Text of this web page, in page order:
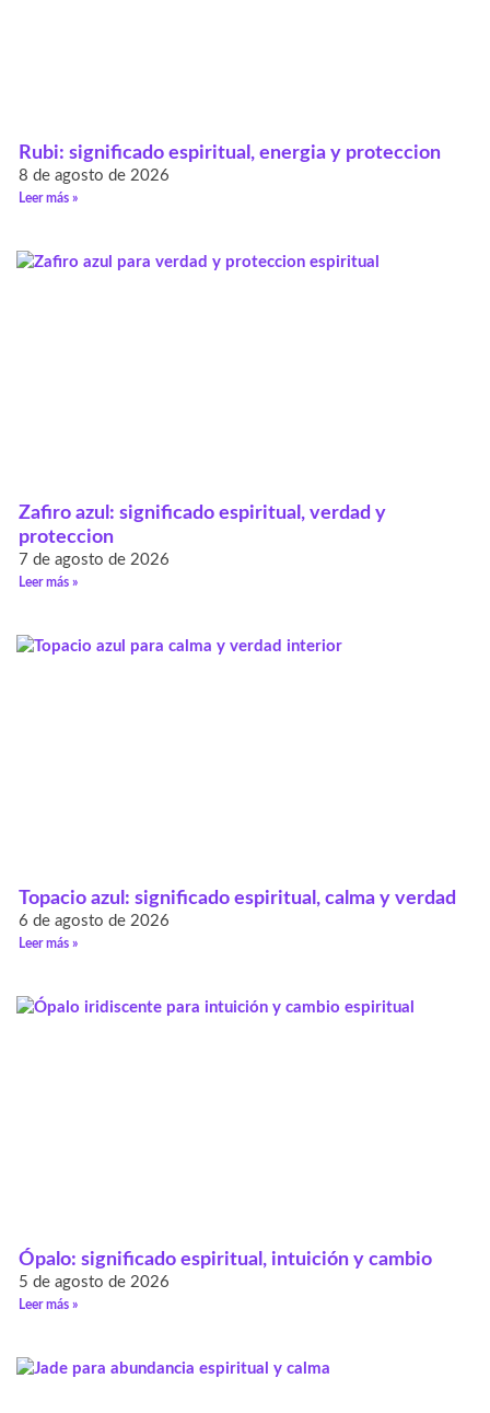
Rubi: significado espiritual, energia y proteccion
8 de agosto de 2026
Leer más »
Zafiro azul: significado espiritual, verdad y
proteccion
7 de agosto de 2026
Leer más »
Topacio azul: significado espiritual, calma y verdad
6 de agosto de 2026
Leer más »
Ópalo: significado espiritual, intuición y cambio
5 de agosto de 2026
Leer más »